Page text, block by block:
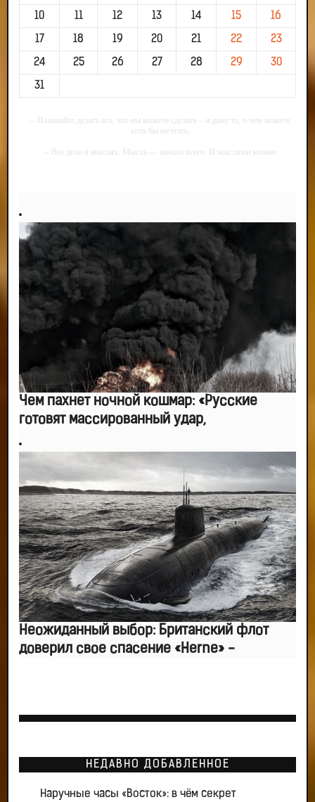
10 11 12 13 14 15 16
17 18 19 20 21 22 23
24 25 26 27 28 29 30
31
-- Начинайте делать все, что вы можете сделать – и даже то, о чем можете
хотя бы мечтать.
-- Все дело в мыслях. Мысль — начало всего. И мыслями можно
-- Самое большое богатство — это ум. Самая большая нищета — глупость.
Из всех страхов самый пугающий — самолюбование.
-- Лучшее, что можно сделать с хорошим советом, это пропустить его
мимо ушей. Он никогда не бывает полезен никому, кроме того, кто его дал.
-- Люблю давать советы и очень не люблю, когда их дают мне.
Чем пахнет ночной кошмар: «Русские
готовят массированный удар,
Неожиданный выбор: Британский флот
доверил свое спасение «Herne» -
НЕДАВНО ДОБАВЛЕННОЕ
Наручные часы «Восток»: в чём секрет